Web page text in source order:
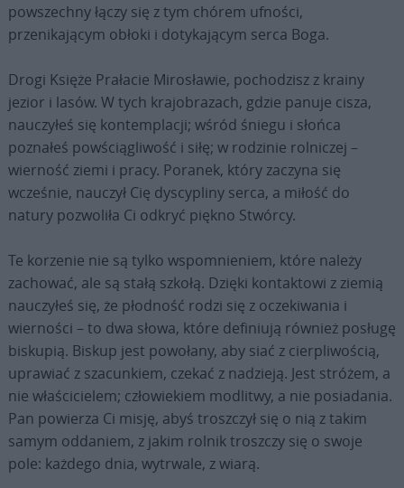
powszechny łączy się z tym chórem ufności,
przenikającym obłoki i dotykającym serca Boga.
Drogi Księże Prałacie Mirosławie, pochodzisz z krainy
jezior i lasów. W tych krajobrazach, gdzie panuje cisza,
nauczyłeś się kontemplacji; wśród śniegu i słońca
poznałeś powściągliwość i siłę; w rodzinie rolniczej –
wierność ziemi i pracy. Poranek, który zaczyna się
wcześnie, nauczył Cię dyscypliny serca, a miłość do
natury pozwoliła Ci odkryć piękno Stwórcy.
Te korzenie nie są tylko wspomnieniem, które należy
zachować, ale są stałą szkołą. Dzięki kontaktowi z ziemią
nauczyłeś się, że płodność rodzi się z oczekiwania i
wierności – to dwa słowa, które definiują również posługę
biskupią. Biskup jest powołany, aby siać z cierpliwością,
uprawiać z szacunkiem, czekać z nadzieją. Jest stróżem, a
nie właścicielem; człowiekiem modlitwy, a nie posiadania.
Pan powierza Ci misję, abyś troszczył się o nią z takim
samym oddaniem, z jakim rolnik troszczy się o swoje
pole: każdego dnia, wytrwale, z wiarą.